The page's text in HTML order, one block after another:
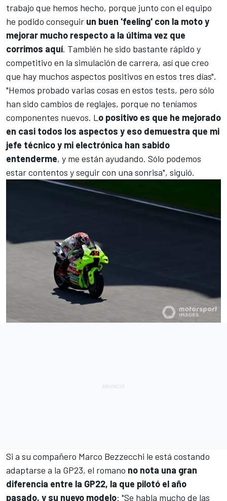
trabajo que hemos hecho, porque junto con el equipo
he podido conseguir un buen 'feeling' con la moto y
mejorar mucho respecto a la última vez que
corrimos aquí. También he sido bastante rápido y
competitivo en la simulación de carrera, así que creo
que hay muchos aspectos positivos en estos tres días".
"Hemos probado varias cosas en estos tests, pero sólo
han sido cambios de reglajes, porque no teníamos
componentes nuevos. L o positivo es que he mejorado
en casi todos los aspectos y eso demuestra que mi
jefe técnico y mi electrónica han sabido
entenderme, y me están ayudando. Sólo podemos
estar contentos y seguir con una sonrisa", siguió.
Si a su compañero Marco Bezzecchi le está costando
adaptarse a la GP23, el romano no nota una gran
diferencia entre la GP22, la que pilotó el año
pasado, y su nuevo modelo: "Se habla mucho de las